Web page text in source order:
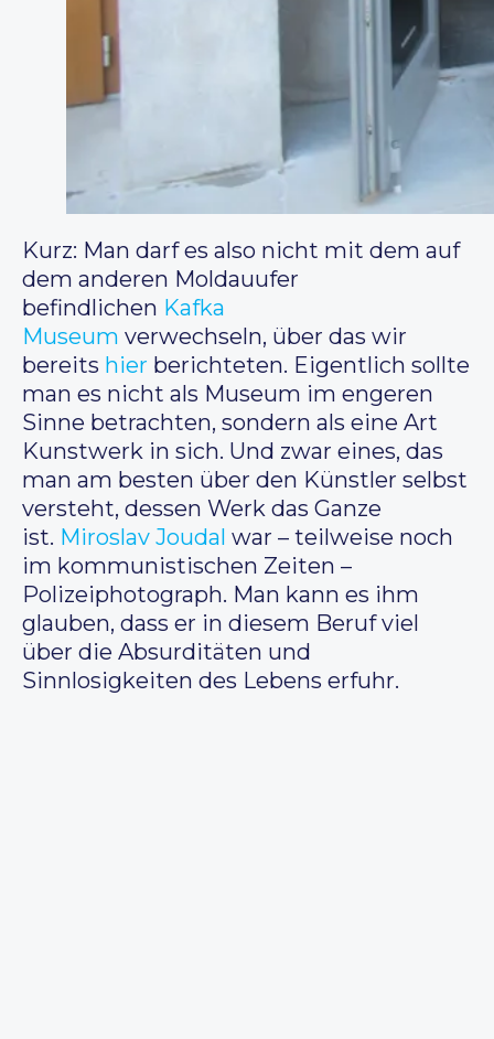
Kurz: Man darf es also nicht mit dem auf
dem anderen Moldauufer
befindlichen Kafka
Museum verwechseln, über das wir
bereits hier berichteten. Eigentlich sollte
man es nicht als Museum im engeren
Sinne betrachten, sondern als eine Art
Kunstwerk in sich. Und zwar eines, das
man am besten über den Künstler selbst
versteht, dessen Werk das Ganze
ist. Miroslav Joudal war – teilweise noch
im kommunistischen Zeiten –
Polizeiphotograph. Man kann es ihm
glauben, dass er in diesem Beruf viel
über die Absurditäten und
Sinnlosigkeiten des Lebens erfuhr.